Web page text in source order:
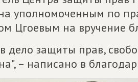
уполномоченным по
Цгоевым на вручение
дело защиты прав,
– написано в